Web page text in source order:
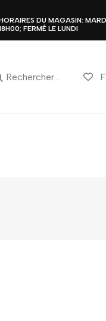
DU MAGASIN:
FERMÉ LE LUNDI